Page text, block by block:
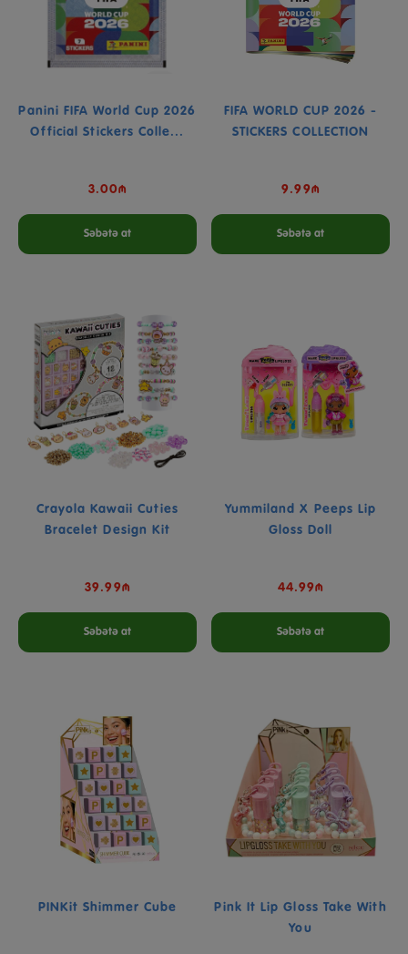
Panini FIFA World Cup 2026
Official Stickers Colle...
3.00₼
Səbətə at
FIFA WORLD CUP 2026 -
STICKERS COLLECTION
9.99₼
Səbətə at
Crayola Kawaii Cuties
Bracelet Design Kit
39.99₼
Səbətə at
Yummiland X Peeps Lip
Gloss Doll
44.99₼
Səbətə at
PINKit Shimmer Cube
Pink It Lip Gloss Take With
You